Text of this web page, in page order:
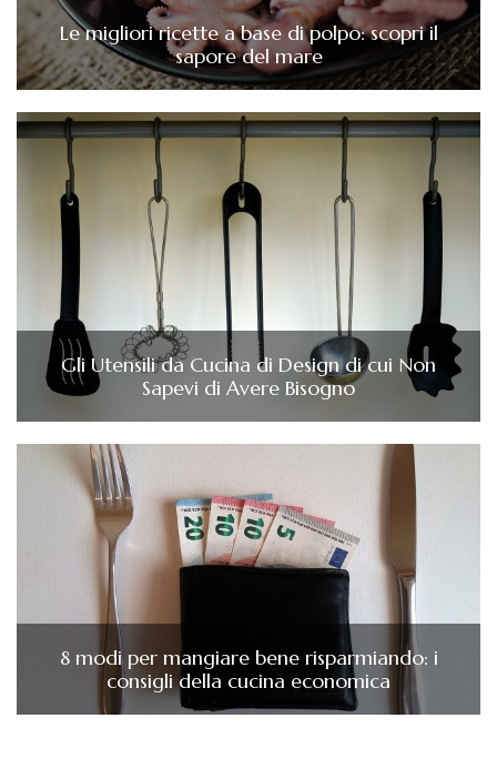
Le migliori ricette a base di polpo: scopri il
sapore del mare
Gli Utensili da Cucina di Design di cui Non
Sapevi di Avere Bisogno
8 modi per mangiare bene risparmiando: i
consigli della cucina economica